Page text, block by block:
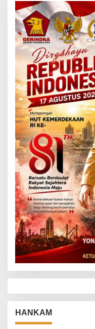
HANKAM